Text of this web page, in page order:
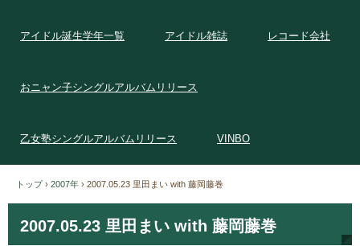
アイドル誕生学年一覧 アイドル雑誌 レコード会社
おニャン子シングルアルバムリリース
乙女塾シングルアルバムリリース VINBO
トップ › 2007年 › 2007.05.23 里田まい with 藤岡藤巻
2007.05.23 里田まい with 藤岡藤巻